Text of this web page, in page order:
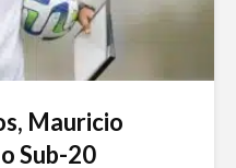
Mauricio
Sub-20